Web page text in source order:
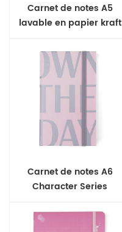
Carnet de notes A5
lavable en papier kraft
Carnet de notes A6
Character Series